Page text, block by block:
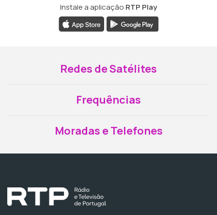
Instale a aplicação RTP Play
Redes de Satélites
Frequências
Moradas e Telefones